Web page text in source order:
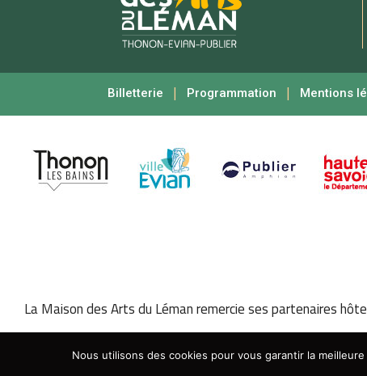
Billetterie | Programmation | Mentions
La Maison des Arts du Léman remercie ses partenaires
Nous utilisons des cookies pour vous garantir la